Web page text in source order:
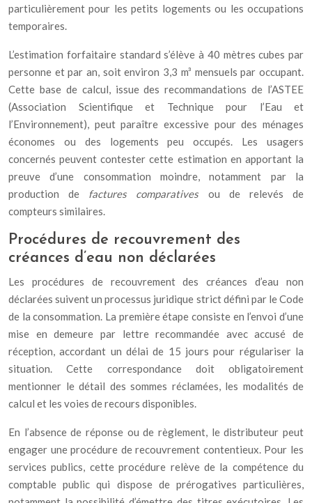
particulièrement pour les petits logements ou les occupations
temporaires.
L’estimation forfaitaire standard s’élève à 40 mètres cubes par
personne et par an, soit environ 3,3 m³ mensuels par occupant.
Cette base de calcul, issue des recommandations de l’ASTEE
(Association Scientifique et Technique pour l’Eau et
l’Environnement), peut paraître excessive pour des ménages
économes ou des logements peu occupés. Les usagers
concernés peuvent contester cette estimation en apportant la
preuve d’une consommation moindre, notamment par la
production de factures comparatives ou de relevés de
compteurs similaires.
Procédures de recouvrement des
créances d’eau non déclarées
Les procédures de recouvrement des créances d’eau non
déclarées suivent un processus juridique strict défini par le Code
de la consommation. La première étape consiste en l’envoi d’une
mise en demeure par lettre recommandée avec accusé de
réception, accordant un délai de 15 jours pour régulariser la
situation. Cette correspondance doit obligatoirement
mentionner le détail des sommes réclamées, les modalités de
calcul et les voies de recours disponibles.
En l’absence de réponse ou de règlement, le distributeur peut
engager une procédure de recouvrement contentieux. Pour les
services publics, cette procédure relève de la compétence du
comptable public qui dispose de prérogatives particulières,